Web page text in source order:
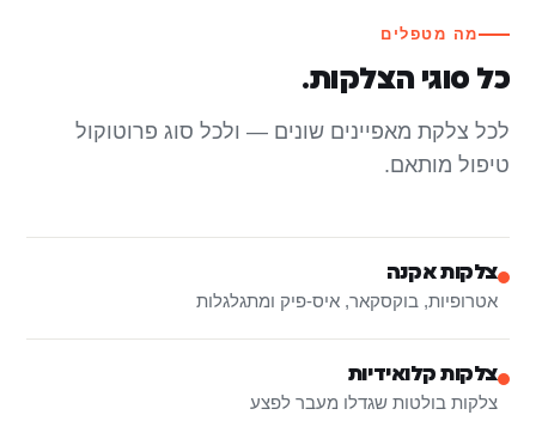
מה מטפלים
כל סוגי הצלקות.
לכל צלקת מאפיינים שונים — ולכל סוג פרוטוקול
טיפול מותאם.
צלקות אקנה
אטרופיות, בוקסקאר, איס-פיק ומתגלגלות
צלקות קלואידיות
צלקות בולטות שגדלו מעבר לפצע